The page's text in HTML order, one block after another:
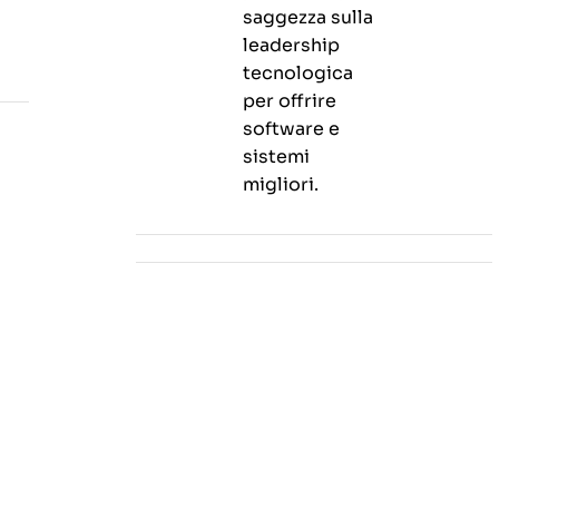
saggezza sulla
leadership
tecnologica
per offrire
software e
sistemi
migliori.